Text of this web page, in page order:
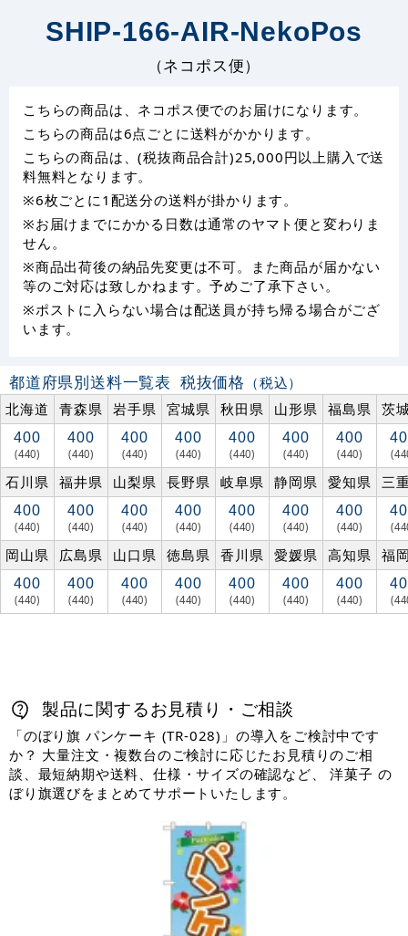
SHIP-166-AIR-NekoPos
（ネコポス便）
こちらの商品は、ネコポス便でのお届けになります。
こちらの商品は6点ごとに送料がかかります。
こちらの商品は、(税抜商品合計)25,000円以上購入で送
料無料となります。
※6枚ごとに1配送分の送料が掛かります。
※お届けまでにかかる日数は通常のヤマト便と変わりま
せん。
※商品出荷後の納品先変更は不可。また商品が届かない
等のご対応は致しかねます。予めご了承下さい。
※ポストに入らない場合は配送員が持ち帰る場合がござ
います。
都道府県別送料一覧表 税抜価格 （税込）
北海道
青森県 岩手県 宮城県 秋田県 山形県 福島県 茨
400
(440)
400
(440)
400
(440)
400
(440)
400
(440)
400
(440)
400
(440)
石川県 福井県 山梨県 長野県 岐阜県 静岡県 愛知県 三
400
(440)
400
(440)
400
(440)
400
(440)
400
(440)
400
(440)
400
(440)
岡山県 広島県 山口県 徳島県 香川県 愛媛県 高知県 福
400
(440)
400
(440)
400
(440)
400
(440)
400
(440)
400
(440)
400
(440)
製品に関するお見積り・ご相談
「のぼり旗 パンケーキ (TR-028)」の導入をご検討中です
か？ 大量注文・複数台のご検討に応じたお見積りのご相
談、最短納期や送料、仕様・サイズの確認など、 洋菓子 の
ぼり旗選びをまとめてサポートいたします。